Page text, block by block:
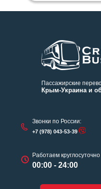
Пассажирские
Крым-Украина и
Звонки по России:
+7 (978) 043-53-39
Работаем круглосуточно
00:00 - 24:00